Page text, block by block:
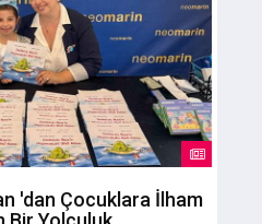
'dan Çocuklara İlham